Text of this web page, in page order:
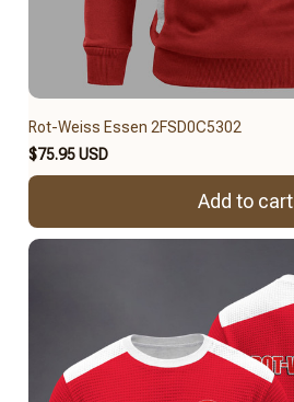
Rot-Weiss Essen 2FSD0C5302
$75.95 USD
Add to cart